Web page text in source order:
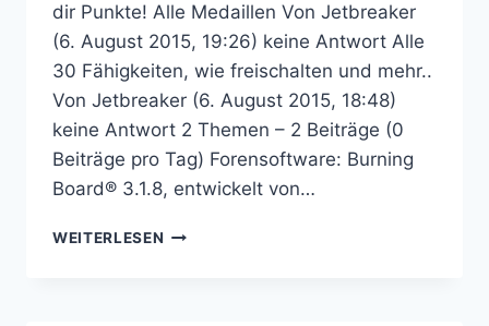
dir Punkte! Alle Medaillen Von Jetbreaker
(6. August 2015, 19:26) keine Antwort Alle
30 Fähigkeiten, wie freischalten und mehr..
Von Jetbreaker (6. August 2015, 18:48)
keine Antwort 2 Themen – 2 Beiträge (0
Beiträge pro Tag) Forensoftware: Burning
Board® 3.1.8, entwickelt von…
WEITERLESEN RESIDENT